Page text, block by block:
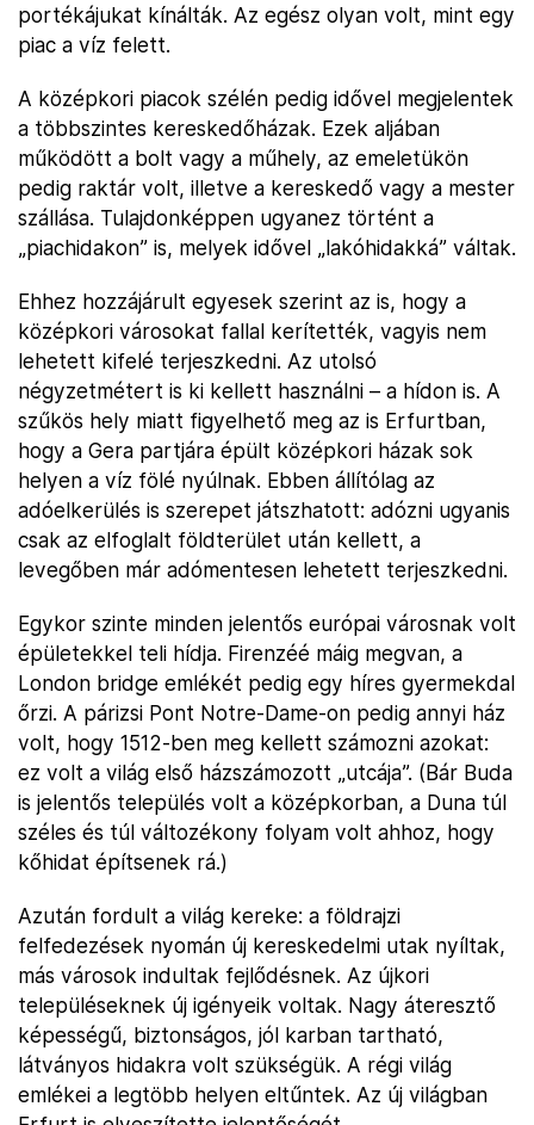
portékájukat kínálták. Az egész olyan volt, mint egy
piac a víz felett.
A középkori piacok szélén pedig idővel megjelentek
a többszintes kereskedőházak. Ezek aljában
működött a bolt vagy a műhely, az emeletükön
pedig raktár volt, illetve a kereskedő vagy a mester
szállása. Tulajdonképpen ugyanez történt a
„piachidakon” is, melyek idővel „lakóhidakká” váltak.
Ehhez hozzájárult egyesek szerint az is, hogy a
középkori városokat fallal kerítették, vagyis nem
lehetett kifelé terjeszkedni. Az utolsó
négyzetmétert is ki kellett használni – a hídon is. A
szűkös hely miatt figyelhető meg az is Erfurtban,
hogy a Gera partjára épült középkori házak sok
helyen a víz fölé nyúlnak. Ebben állítólag az
adóelkerülés is szerepet játszhatott: adózni ugyanis
csak az elfoglalt földterület után kellett, a
levegőben már adómentesen lehetett terjeszkedni.
Egykor szinte minden jelentős európai városnak volt
épületekkel teli hídja. Firenzéé máig megvan, a
London bridge emlékét pedig egy híres gyermekdal
őrzi. A párizsi Pont Notre-Dame-on pedig annyi ház
volt, hogy 1512-ben meg kellett számozni azokat:
ez volt a világ első házszámozott „utcája”. (Bár Buda
is jelentős település volt a középkorban, a Duna túl
széles és túl változékony folyam volt ahhoz, hogy
kőhidat építsenek rá.)
Azután fordult a világ kereke: a földrajzi
felfedezések nyomán új kereskedelmi utak nyíltak,
más városok indultak fejlődésnek. Az újkori
településeknek új igényeik voltak. Nagy áteresztő
képességű, biztonságos, jól karban tartható,
látványos hidakra volt szükségük. A régi világ
emlékei a legtöbb helyen eltűntek. Az új világban